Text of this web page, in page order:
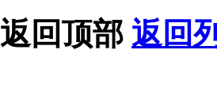
返回顶部 返回